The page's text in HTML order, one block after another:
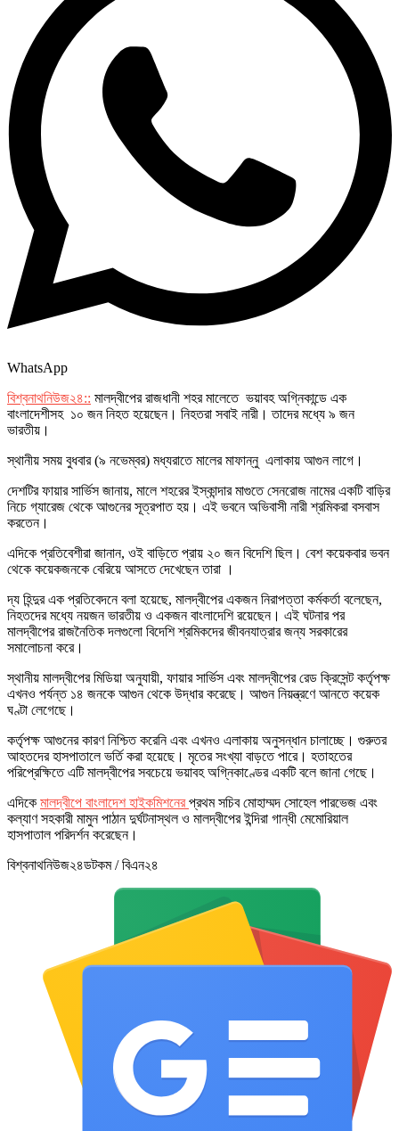
WhatsApp
বিশ্বনাথনিউজ২৪:: মালদ্বীপের রাজধানী শহর মালেতে ভয়াবহ অগ্নিকান্ডে এক
বাংলাদেশীসহ ১০ জন নিহত হয়েছেন। নিহতরা সবাই নারী। তাদের মধ্যে ৯ জন
ভারতীয়।
স্থানীয় সময় বুধবার (৯ নভেম্বর) মধ্যরাতে মালের মাফান্নু এলাকায় আগুন লাগে।
দেশটির ফায়ার সার্ভিস জানায়, মালে শহরের ইস্কান্দার মাগুতে সেনরোজ নামের একটি বাড়ির
নিচে গ্যারেজ থেকে আগুনের সূত্রপাত হয়। এই ভবনে অভিবাসী নারী শ্রমিকরা বসবাস
করতেন।
এদিকে প্রতিবেশীরা জানান, ওই বাড়িতে প্রায় ২০ জন বিদেশি ছিল। বেশ কয়েকবার ভবন
থেকে কয়েকজনকে বেরিয়ে আসতে দেখেছেন তারা ।
দ্য হিন্দুর এক প্রতিবেদনে বলা হয়েছে, মালদ্বীপের একজন নিরাপত্তা কর্মকর্তা বলেছেন,
নিহতদের মধ্যে নয়জন ভারতীয় ও একজন বাংলাদেশি রয়েছেন। এই ঘটনার পর
মালদ্বীপের রাজনৈতিক দলগুলো বিদেশি শ্রমিকদের জীবনযাত্রার জন্য সরকারের
সমালোচনা করে।
স্থানীয় মালদ্বীপের মিডিয়া অনুযায়ী, ফায়ার সার্ভিস এবং মালদ্বীপের রেড ক্রিসেন্ট কর্তৃপক্ষ
এখনও পর্যন্ত ১৪ জনকে আগুন থেকে উদ্ধার করেছে। আগুন নিয়ন্ত্রণে আনতে কয়েক
ঘণ্টা লেগেছে।
কর্তৃপক্ষ আগুনের কারণ নিশ্চিত করেনি এবং এখনও এলাকায় অনুসন্ধান চালাচ্ছে। গুরুতর
আহতদের হাসপাতালে ভর্তি করা হয়েছে। মৃতের সংখ্যা বাড়তে পারে। হতাহতের
পরিপ্রেক্ষিতে এটি মালদ্বীপের সবচেয়ে ভয়াবহ অগ্নিকাণ্ডের একটি বলে জানা গেছে।
এদিকে মালদ্বীপে বাংলাদেশ হাইকমিশনেরপ্রথম সচিব মোহাম্মদ সোহেল পারভেজ এবং
কল্যাণ সহকারী মামুন পাঠান দুর্ঘটনাস্থল ও মালদ্বীপের ইন্দিরা গান্ধী মেমোরিয়াল
হাসপাতাল পরিদর্শন করেছেন।
বিশ্বনাথনিউজ২৪ডটকম / বিএন২৪